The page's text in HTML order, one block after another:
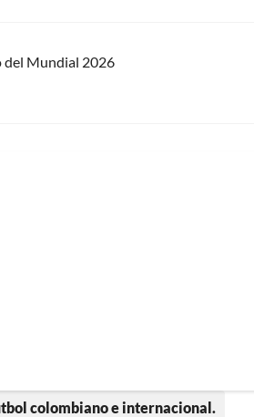
del Mundial 2026
colombiano e internacional.